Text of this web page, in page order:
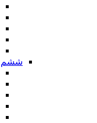
ششم